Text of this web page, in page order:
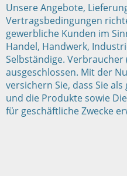
Unsere Angebote,
Vertragsbedingungen
gewerbliche Kunden im
Handel, Handwerk,
Selbständige. Verbraucher
ausgeschlossen. Mit der
versichern Sie, dass Sie
und die Produkte sowie
für geschäftliche Zwecke